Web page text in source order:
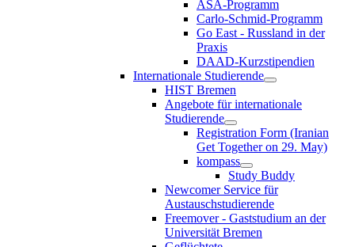
ASA-Programm
Carlo-Schmid-Programm
Go East - Russland in der
Praxis
DAAD-Kurzstipendien
Internationale Studierende
HIST Bremen
Angebote für internationale
Studierende
Registration Form (Iranian
Get Together on 29. May)
kompass
Study Buddy
Newcomer Service für
Austauschstudierende
Freemover - Gaststudium an der
Universität Bremen